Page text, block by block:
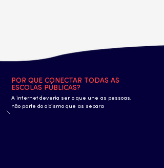
POR QUE CONECTAR TODAS AS
ESCOLAS PÚBLICAS?
A internet deveria ser o que une as pessoas,
não parte do abismo que as separa